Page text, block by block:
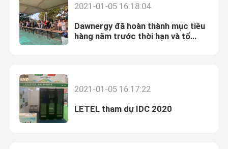
2021-01-05 16:18:04
Dawnergy đã hoàn thành mục tiêu
hàng năm trước thời hạn và tổ
2021-01-05 16:17:22
LETEL tham dự IDC 2020